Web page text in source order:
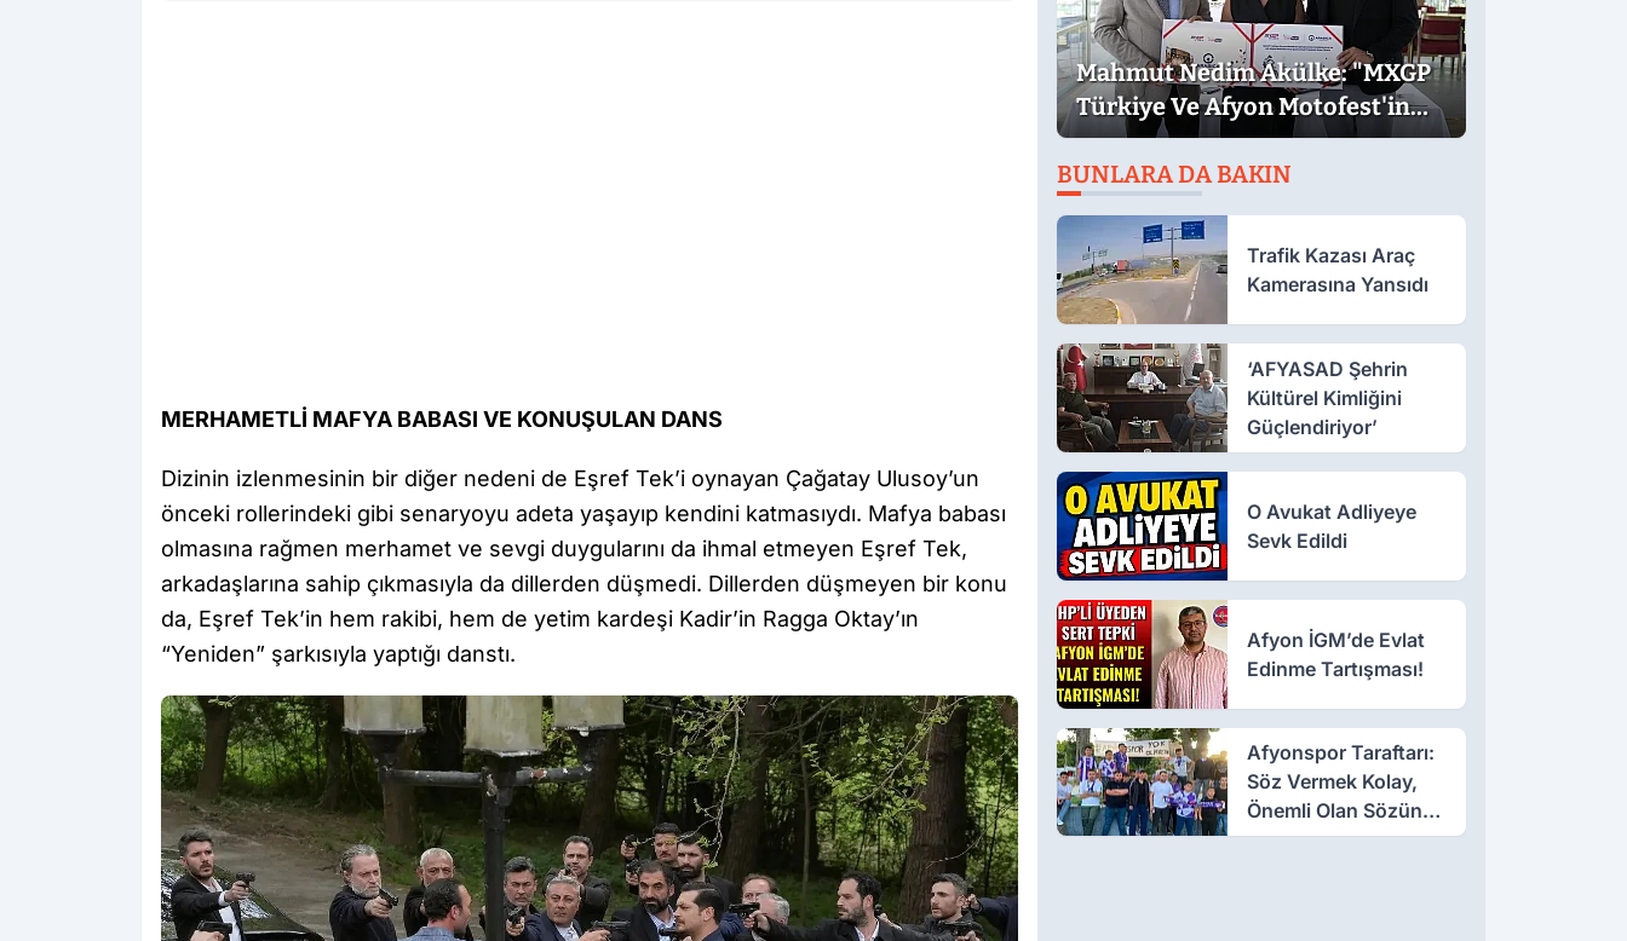
MERHAMETLİ MAFYA BABASI VE KONUŞULAN DANS
Dizinin izlenmesinin bir diğer nedeni de Eşref Tek’i oynayan Çağatay Ulusoy’un
önceki rollerindeki gibi senaryoyu adeta yaşayıp kendini katmasıydı. Mafya babası
olmasına rağmen merhamet ve sevgi duygularını da ihmal etmeyen Eşref Tek,
arkadaşlarına sahip çıkmasıyla da dillerden düşmedi. Dillerden düşmeyen bir konu
da, Eşref Tek’in hem rakibi, hem de yetim kardeşi Kadir’in Ragga Oktay’ın
“Yeniden” şarkısıyla yaptığı danstı.
Mahmut Nedim Akülke: "MXGP
Türkiye Ve Afyon Motofest'in
Ülkemize Katkısı Çok Büyük"
BUNLARA DA BAKIN
Trafik Kazası Araç
Kamerasına Yansıdı
‘AFYASAD Şehrin
Kültürel Kimliğini
Güçlendiriyor’
O Avukat Adliyeye
Sevk Edildi
Afyon İGM’de Evlat
Edinme Tartışması!
Afyonspor Taraftarı:
Söz Vermek Kolay,
Önemli Olan Sözün
Arkasında Durmak